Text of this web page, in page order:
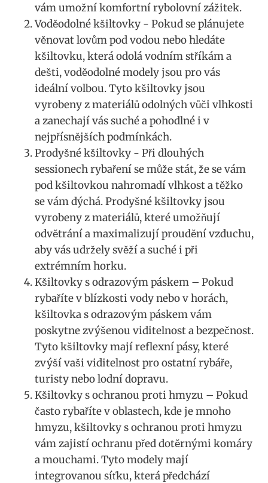
vám umožní komfortní⁢ rybolovní zážitek.
Voděodolné ‍kšiltovky ‌- Pokud⁢ se‍ plánujete
⁢věnovat lovům pod vodou nebo hledáte
kšiltovku, která odolá vodním stříkám‌ a‍
dešti, voděodolné modely jsou pro vás
ideální⁤ volbou. Tyto kšiltovky jsou‌
vyrobeny z materiálů ⁤odolných vůči vlhkosti
a zanechají vás‍ suché a pohodlné i v
nejpřísnějších podmínkách.
Prodyšné kšiltovky ​- Při ​dlouhých
sessionech rybaření se může stát, že⁣ se vám
pod kšiltovkou nahromadí vlhkost ‍a těžko
se vám ‌dýchá. Prodyšné kšiltovky jsou
vyrobeny z materiálů, které umožňují
odvětrání a maximalizují proudění ⁣vzduchu,
aby vás udržely svěží a suché​ i při
extrémním horku.
Kšiltovky s odrazovým páskem – Pokud
rybaříte v blízkosti​ vody nebo ⁣v horách,
kšiltovka⁣ s ‌odrazovým‍ páskem vám
poskytne ⁤zvýšenou viditelnost a‍ bezpečnost.​
Tyto⁤ kšiltovky mají reflexní‌ pásy, které
zvýší vaši viditelnost pro ostatní ‍rybáře,⁢
turisty nebo lodní dopravu.
Kšiltovky s ‌ochranou proti ⁢hmyzu – Pokud
často rybaříte v oblastech, kde je ‌mnoho
hmyzu, kšiltovky s ochranou proti hmyzu
vám zajistí ochranu před dotěrnými komáry
a mouchami. Tyto modely mají
integrovanou síťku, která​ předchází